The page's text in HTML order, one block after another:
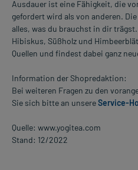
Ausdauer ist eine Fähigkeit, die
gefordert wird als von anderen.
alles, was du brauchst in dir
Hibiskus, Süßholz und
Quellen und findest dabei ganz
Information der Shopredaktion:
Bei weiteren Fragen zu den
Sie sich bitte an unsereService-
Quelle: www.yogitea.com
Stand: 12/2022